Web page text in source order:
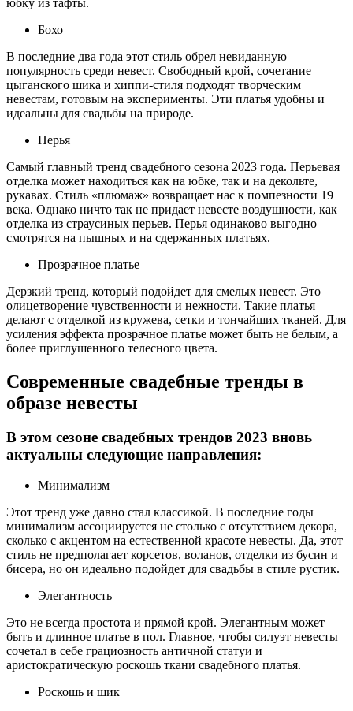
Бохо
В последние два года этот стиль обрел невиданную
популярность среди невест. Свободный крой, сочетание
цыганского шика и хиппи-стиля подходят творческим
невестам, готовым на эксперименты. Эти платья удобны и
идеальны для свадьбы на природе.
Перья
Самый главный тренд свадебного сезона 2023 года. Перьевая
отделка может находиться как на юбке, так и на декольте,
рукавах. Стиль «плюмаж» возвращает нас к помпезности 19
века. Однако ничто так не придает невесте воздушности, как
отделка из страусиных перьев. Перья одинаково выгодно
смотрятся на пышных и на сдержанных платьях.
Прозрачное платье
Дерзкий тренд, который подойдет для смелых невест. Это
олицетворение чувственности и нежности. Такие платья
делают с отделкой из кружева, сетки и тончайших тканей. Для
усиления эффекта прозрачное платье может быть не белым, а
более приглушенного телесного цвета.
Современные свадебные тренды в
образе невесты
В этом сезоне свадебных трендов 2023 вновь
актуальны следующие направления:
Минимализм
Этот тренд уже давно стал классикой. В последние годы
минимализм ассоциируется не столько с отсутствием декора,
сколько с акцентом на естественной красоте невесты. Да, этот
стиль не предполагает корсетов, воланов, отделки из бусин и
бисера, но он идеально подойдет для свадьбы в стиле рустик.
Элегантность
Это не всегда простота и прямой крой. Элегантным может
быть и длинное платье в пол. Главное, чтобы силуэт невесты
сочетал в себе грациозность античной статуи и
аристократическую роскошь ткани свадебного платья.
Роскошь и шик